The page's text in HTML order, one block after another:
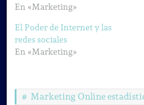
En «Marketing»
El Poder de Internet y las
redes sociales
En «Marketing»
Marketing Online